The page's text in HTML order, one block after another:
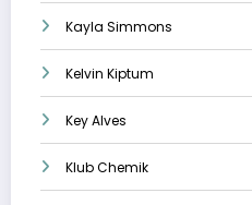
Kayla Simmons
Kelvin Kiptum
Key Alves
Klub Chemik